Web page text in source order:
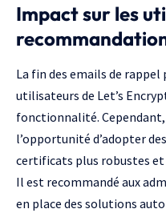
Impact sur les
La fin des emails de
utilisateurs de Let’s
fonctionnalité.
l’opportunité d’adopter
certificats plus robustes et
Il est recommandé aux
en place des solutions